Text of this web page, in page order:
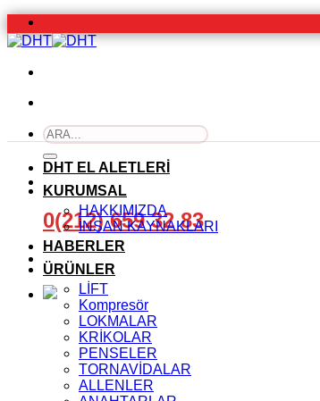
İçeriğe
atla
Ara:
0(212) 659 32 83
DHT EL ALETLERİ
KURUMSAL
HAKKIMIZDA
İNSAN KAYNAKLARI
HABERLER
ÜRÜNLER
LİFT
Kompresör
LOKMALAR
KRİKOLAR
PENSELER
TORNAVİDALAR
ALLENLER